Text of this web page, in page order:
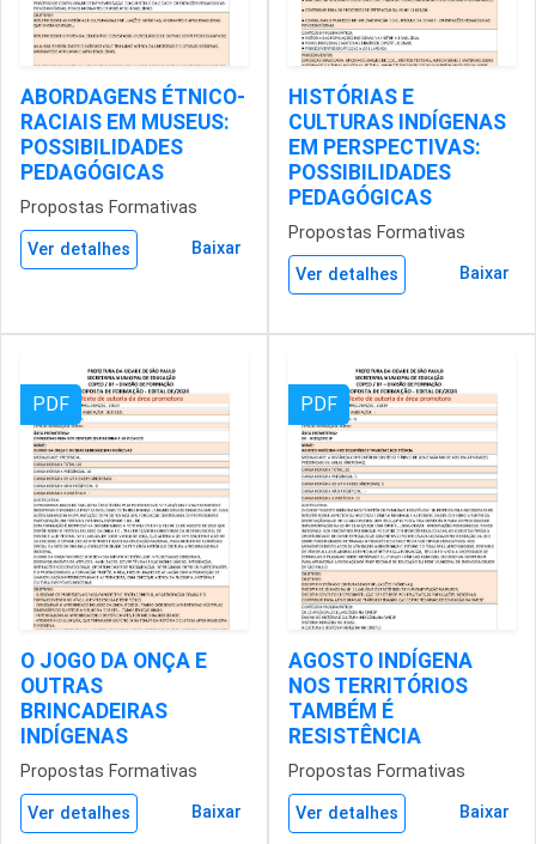
ABORDAGENS ÉTNICO-
RACIAIS EM MUSEUS:
POSSIBILIDADES
PEDAGÓGICAS
Propostas Formativas
Ver detalhes Baixar
HISTÓRIAS E
CULTURAS INDÍGENAS
EM PERSPECTIVAS:
POSSIBILIDADES
PEDAGÓGICAS
Propostas Formativas
Ver detalhes Baixar
PDF
O JOGO DA ONÇA E
OUTRAS
BRINCADEIRAS
INDÍGENAS
Propostas Formativas
Ver detalhes Baixar
PDF
AGOSTO INDÍGENA
NOS TERRITÓRIOS
TAMBÉM É
RESISTÊNCIA
Propostas Formativas
Ver detalhes Baixar